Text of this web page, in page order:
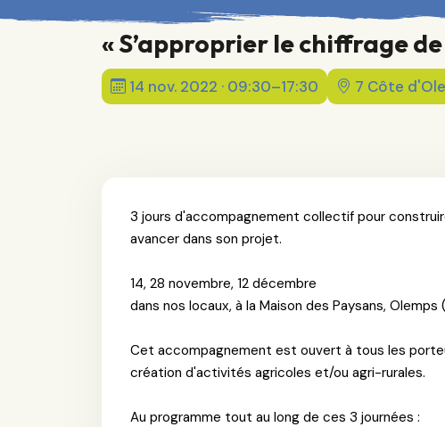
« S’approprier le chiffrage
14 nov. 2022 · 09:30–17:30 7 Côte
3 jours d'accompagnement collectif pour
avancer dans son projet.
14, 28 novembre, 12 décembre
dans nos locaux, à la Maison des Paysans, Olemps
Cet accompagnement est ouvert à tous les
création d'activités agricoles et/ou agri-rurales.
Au programme tout au long de ces 3 journées :